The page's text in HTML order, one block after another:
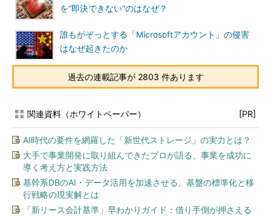
を“即決できない”のはなぜ？
誰もがぞっとする「Microsoftアカウント」の侵害
はなぜ起きたのか
過去の連載記事が 2803 件あります
関連資料（ホワイトペーパー） [PR]
AI時代の要件を網羅した「新世代ストレージ」の実力とは？
大手で事業開発に取り組んできたプロが語る、事業を成功に
導く考え方と実践方法
基幹系DBのAI・データ活用を加速させる、基盤の標準化と移
行戦略の現実解とは
「新リース会計基準」早わかりガイド：借り手側が押さえる